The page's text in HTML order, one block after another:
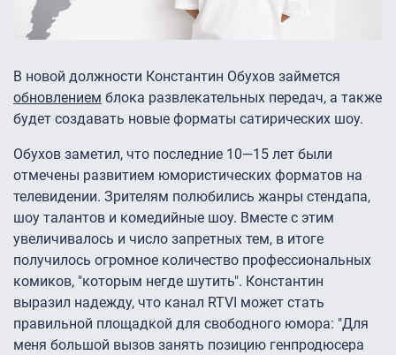
В новой должности Константин Обухов займется
обновлением блока развлекательных передач, а также
будет создавать новые форматы сатирических шоу.
Обухов заметил, что последние 10—15 лет были
отмечены развитием юмористических форматов на
телевидении. Зрителям полюбились жанры стендапа,
шоу талантов и комедийные шоу. Вместе с этим
увеличивалось и число запретных тем, в итоге
получилось огромное количество профессиональных
комиков, "которым негде шутить". Константин
выразил надежду, что канал RTVI может стать
правильной площадкой для свободного юмора: "Для
меня большой вызов занять позицию генпродюсера